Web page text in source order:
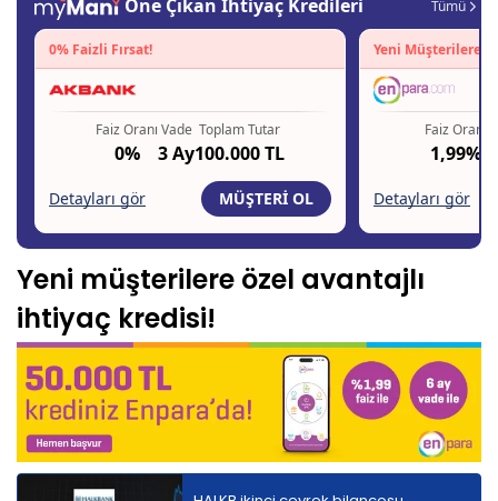
Yeni müşterilere özel avantajlı
ihtiyaç kredisi!